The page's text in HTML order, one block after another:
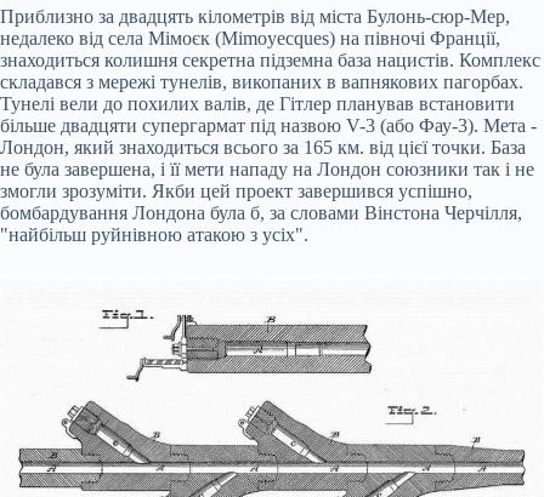
Приблизно за двадцять кілометрів від міста Булонь-сюр-Мер,
недалеко від села Мімоєк (Mimoyecques) на півночі Франції,
знаходиться колишня секретна підземна база нацистів. Комплекс
складався з мережі тунелів, викопаних в вапнякових пагорбах.
Тунелі вели до похилих валів, де Гітлер планував встановити
більше двадцяти супергармат під назвою V-3 (або Фау-3). Мета -
Лондон, який знаходиться всього за 165 км. від цієї точки. База
не була завершена, і її мети нападу на Лондон союзники так і не
змогли зрозуміти. Якби цей проект завершився успішно,
бомбардування Лондона була б, за словами Вінстона Черчілля,
"найбільш руйнівною атакою з усіх".